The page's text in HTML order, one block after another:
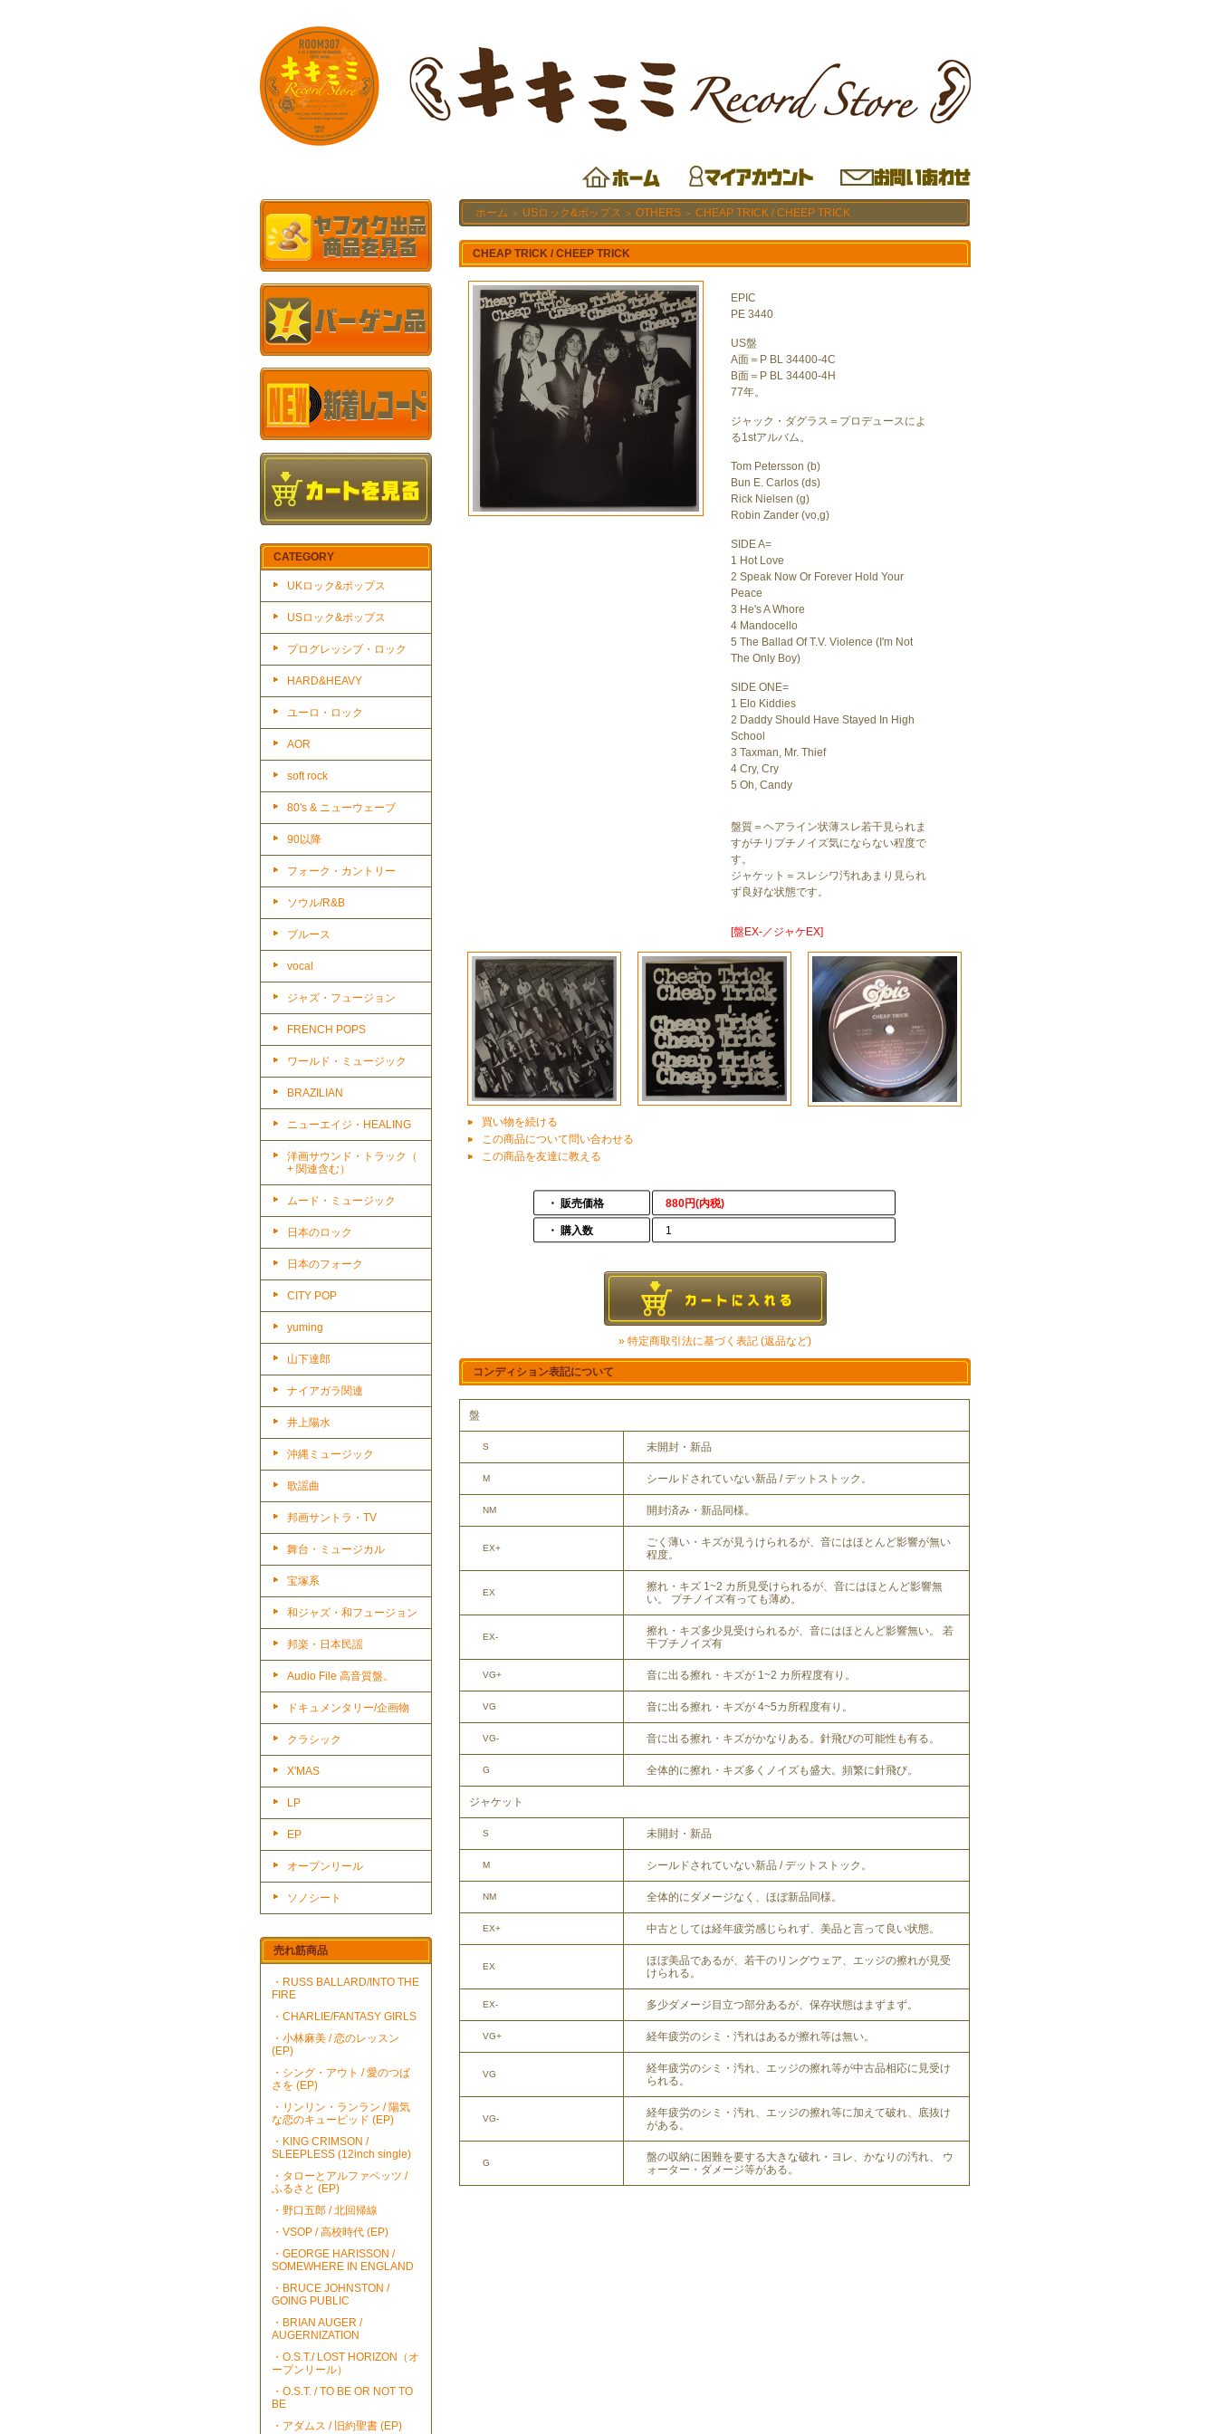
CATEGORY
UKロック&ポップス
USロック&ポップス
プログレッシブ・ロック
HARD&HEAVY
ユーロ・ロック
AOR
soft rock
80's & ニューウェーブ
90以降
フォーク・カントリー
ソウル/R&B
ブルース
vocal
ジャズ・フュージョン
FRENCH POPS
ワールド・ミュージック
BRAZILIAN
ニューエイジ・HEALING
洋画サウンド・トラック（
+ 関連含む）
ムード・ミュージック
日本のロック
日本のフォーク
CITY POP
yuming
山下達郎
ナイアガラ関連
井上陽水
沖縄ミュージック
歌謡曲
邦画サントラ・TV
舞台・ミュージカル
宝塚系
和ジャズ・和フュージョン
邦楽・日本民謡
Audio File 高音質盤。
ドキュメンタリー/企画物
クラシック
X'MAS
LP
EP
オープンリール
ソノシート
売れ筋商品
・RUSS BALLARD/INTO THE
FIRE
・CHARLIE/FANTASY GIRLS
・小林麻美 / 恋のレッスン
(EP)
・シング・アウト / 愛のつば
さを (EP)
・リンリン・ランラン / 陽気
な恋のキューピッド (EP)
・KING CRIMSON /
SLEEPLESS (12inch single)
・タローとアルファベッツ /
ふるさと (EP)
・野口五郎 / 北回帰線
・VSOP / 高校時代 (EP)
・GEORGE HARISSON /
SOMEWHERE IN ENGLAND
・BRUCE JOHNSTON /
GOING PUBLIC
・BRIAN AUGER /
AUGERNIZATION
・O.S.T./ LOST HORIZON（オ
ープンリール）
・O.S.T. / TO BE OR NOT TO
BE
・アダムス / 旧約聖書 (EP)
ホーム ＞ USロック&ポップス ＞ OTHERS ＞ CHEAP TRICK / CHEEP TRICK
CHEAP TRICK / CHEEP TRICK
EPIC
PE 3440
US盤
A面＝P BL 34400-4C
B面＝P BL 34400-4H
77年。
ジャック・ダグラス＝プロデュースによ
る1stアルバム。
Tom Petersson (b)
Bun E. Carlos (ds)
Rick Nielsen (g)
Robin Zander (vo,g)
SIDE A=
1 Hot Love
2 Speak Now Or Forever Hold Your
Peace
3 He's A Whore
4 Mandocello
5 The Ballad Of T.V. Violence (I'm Not
The Only Boy)
SIDE ONE=
1 Elo Kiddies
2 Daddy Should Have Stayed In High
School
3 Taxman, Mr. Thief
4 Cry, Cry
5 Oh, Candy
盤質＝ヘアライン状薄スレ若干見られま
すがチリプチノイズ気にならない程度で
す。
ジャケット＝スレシワ汚れあまり見られ
ず良好な状態です。
[盤EX-／ジャケEX]
買い物を続ける
この商品について問い合わせる
この商品を友達に教える
・ 販売価格 880円(内税)
・ 購入数 1
» 特定商取引法に基づく表記 (返品など)
コンディション表記について
盤
S 未開封・新品
M シールドされていない新品 / デットストック。
NM 開封済み・新品同様。
EX+
ごく薄い・キズが見うけられるが、音にはほとんど影響が無い
程度。
EX
擦れ・キズ 1~2 カ所見受けられるが、音にはほとんど影響無
い。 プチノイズ有っても薄め。
EX-
擦れ・キズ多少見受けられるが、音にはほとんど影響無い。 若
干プチノイズ有
VG+ 音に出る擦れ・キズが 1~2 カ所程度有り。
VG 音に出る擦れ・キズが 4~5カ所程度有り。
VG- 音に出る擦れ・キズがかなりある。針飛びの可能性も有る。
G 全体的に擦れ・キズ多くノイズも盛大。頻繁に針飛び。
ジャケット
S 未開封・新品
M シールドされていない新品 / デットストック。
NM 全体的にダメージなく、ほぼ新品同様。
EX+ 中古としては経年疲労感じられず、美品と言って良い状態。
EX
ほぼ美品であるが、若干のリングウェア、エッジの擦れが見受
けられる。
EX- 多少ダメージ目立つ部分あるが、保存状態はまずまず。
VG+ 経年疲労のシミ・汚れはあるが擦れ等は無い。
VG
経年疲労のシミ・汚れ、エッジの擦れ等が中古品相応に見受け
られる。
VG-
経年疲労のシミ・汚れ、エッジの擦れ等に加えて破れ、底抜け
がある。
G
盤の収納に困難を要する大きな破れ・ヨレ、かなりの汚れ、 ウ
ォーター・ダメージ等がある。